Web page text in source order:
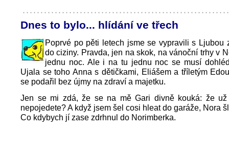
Dnes to bylo... hlídání ve třech
Poprvé po pěti letech jsme se vypravili s Ljubou
do ciziny. Pravda, jen na skok, na vánoční trhy v
jednu noc. Ale i na tu jednu noc se musí
Ujala se toho Anna s dětičkami, Eliášem a tříletým
se podařil bez újmy na zdraví a majetku.
Jen se mi zdá, že se na mě Gari divně kouká: že už
nepojedete? A když jsem šel cosi hleat do garáže, Nora
Co kdybych jí zase zdrhnul do Norimberka.